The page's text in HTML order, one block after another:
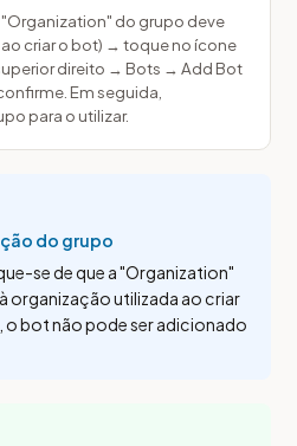
"Organization" do grupo deve
criar o bot) → toque no ícone
direito → Bots → Add Bot
Em seguida,
para o utilizar.
do grupo
se de que a "Organization"
organização utilizada ao criar
bot não pode ser adicionado